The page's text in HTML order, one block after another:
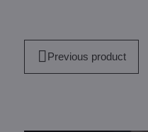
Previous product